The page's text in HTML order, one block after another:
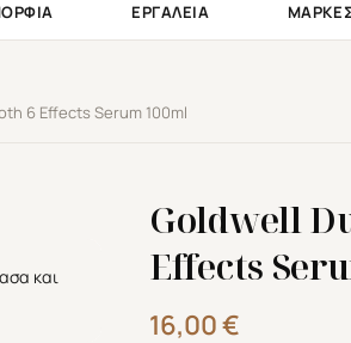
ΕΡΓΑΛΕΊΑ
6 Effects Serum 100ml
Goldwell
Effects
16,00€